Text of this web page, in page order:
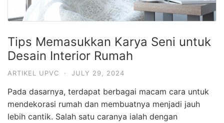
Tips Memasukkan Karya Seni untuk
Desain Interior Rumah
ARTIKEL UPVC · JULY 29, 2024
Pada dasarnya, terdapat berbagai macam cara untuk
mendekorasi rumah dan membuatnya menjadi jauh
lebih cantik. Salah satu caranya ialah dengan